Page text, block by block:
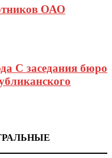
ОАО
С заседания бюро